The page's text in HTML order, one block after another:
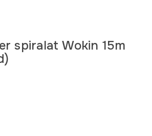
spiralat Wokin 15m